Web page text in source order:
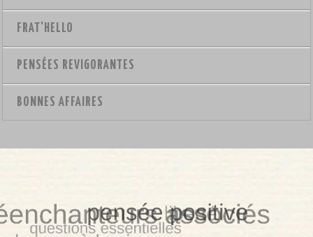
FRAT'HELLO
PENSÉES REVIGORANTES
BONNES AFFAIRES